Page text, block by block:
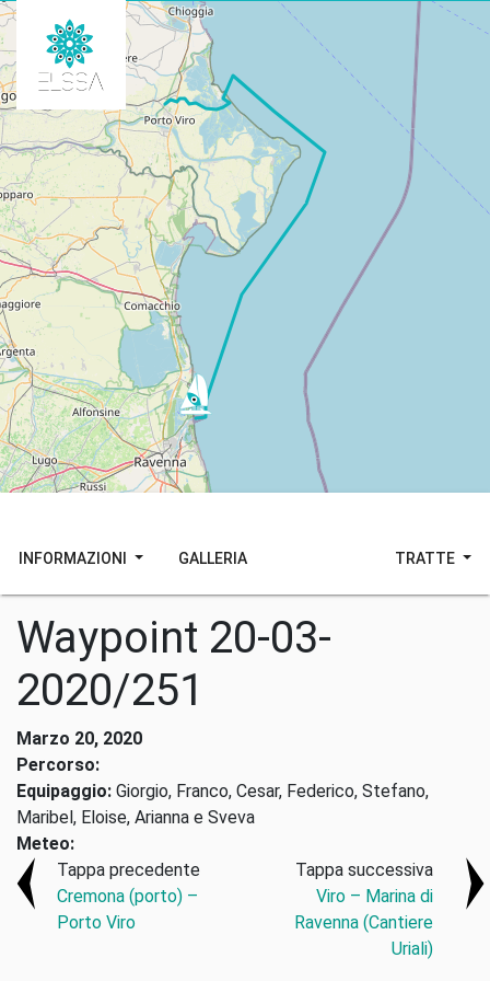
INFORMAZIONI GALLERIA TRATTE
Waypoint 20-03-
2020/251
Marzo 20, 2020
Percorso:
Equipaggio: Giorgio, Franco, Cesar, Federico, Stefano,
Maribel, Eloise, Arianna e Sveva
Meteo:
Tappa precedente
Cremona (porto) –
Porto Viro
Tappa successiva
Viro – Marina di
Ravenna (Cantiere
Uriali)